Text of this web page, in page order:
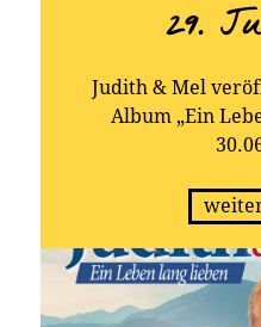
29.
Judith & Mel
Album „Ein